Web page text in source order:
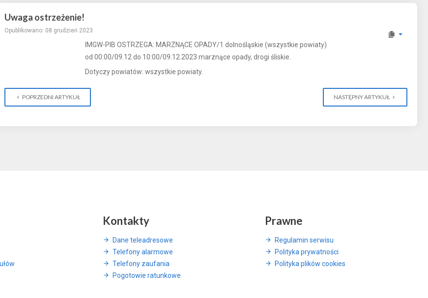
Uwaga ostrzeżenie!
Opublikowano: 08 grudzień 2023
IMGW-PIB OSTRZEGA: MARZNĄCE OPADY/1 dolnośląskie (wszystkie powiaty)
od 00:00/09.12 do 10:00/09.12.2023 marznące opady, drogi śliskie.
Dotyczy powiatów: wszystkie powiaty.
POPRZEDNI ARTYKUŁ NASTĘPNY ARTYKUŁ
Kontakty
Dane teleadresowe
Telefony alarmowe
Telefony zaufania
Pogotowie ratunkowe
Prawne
Regulamin serwisu
Polityka prywatności
Polityka plików cookies